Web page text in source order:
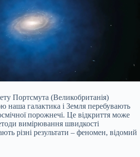
Портсмута (Великобританія)
наша галактика і Земля перебувають
порожнечі. Це відкриття може
вимірювання швидкості
різні результати – феномен, відомий